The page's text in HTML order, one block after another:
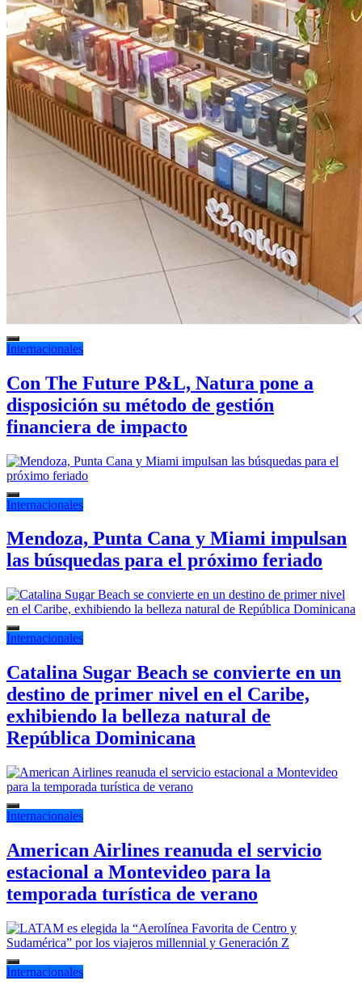
Internacionales
Con The Future P&L, Natura pone a
disposición su método de gestión
financiera de impacto
Internacionales
Mendoza, Punta Cana y Miami impulsan
las búsquedas para el próximo feriado
Internacionales
Catalina Sugar Beach se convierte en un
destino de primer nivel en el Caribe,
exhibiendo la belleza natural de
República Dominicana
Internacionales
American Airlines reanuda el servicio
estacional a Montevideo para la
temporada turística de verano
Internacionales